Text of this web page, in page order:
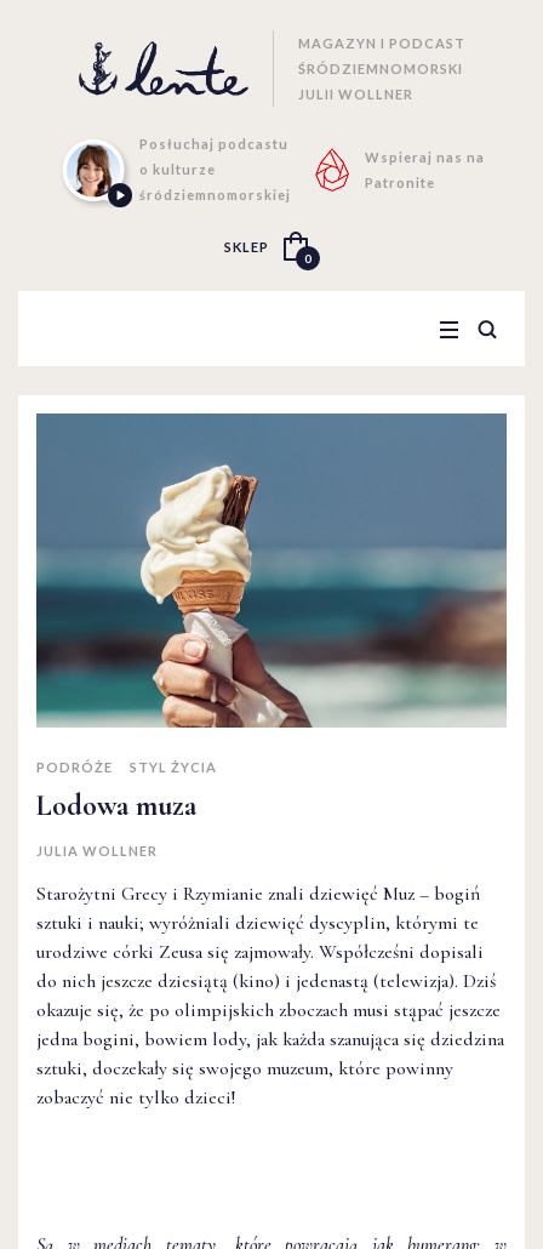
MAGAZYN I PODCAST
ŚRÓDZIEMNOMORSKI
JULII WOLLNER
Posłuchaj podcastu
o kulturze
śródziemnomorskiej
Wspieraj nas na
Patronite
SKLEP
0
PODRÓŻE STYL ŻYCIA
Lodowa muza
JULIA WOLLNER
Starożytni Grecy i Rzymianie znali dziewięć Muz – bogiń
sztuki i nauki; wyróżniali dziewięć dyscyplin, którymi te
urodziwe córki Zeusa się zajmowały. Współcześni dopisali
do nich jeszcze dziesiątą (kino) i jedenastą (telewizja). Dziś
okazuje się, że po olimpijskich zboczach musi stąpać jeszcze
jedna bogini, bowiem lody, jak każda szanująca się dziedzina
sztuki, doczekały się swojego muzeum, które powinny
zobaczyć nie tylko dzieci!